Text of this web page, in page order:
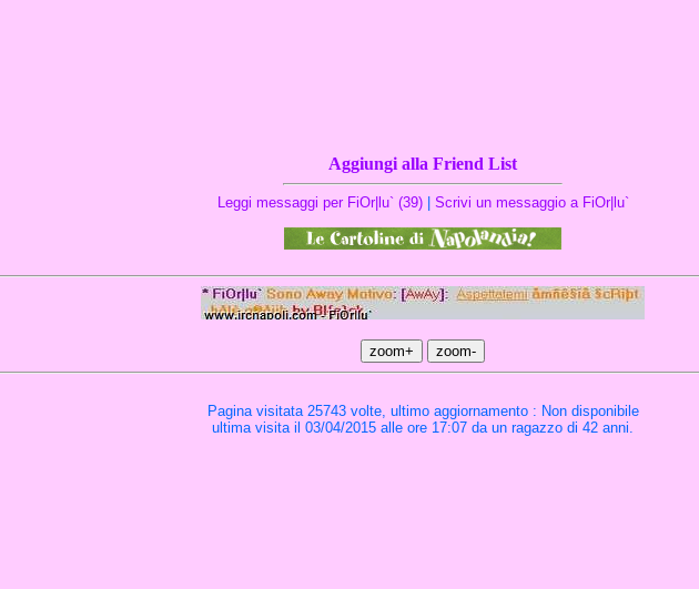
Aggiungi alla Friend List
Leggi messaggi per FiOr|lu` (39)| Scrivi un messaggio a FiOr|lu`
Pagina visitata 25743 volte, ultimo aggiornamento : Non disponibile
ultima visita il 03/04/2015 alle ore 17:07 da un ragazzo di 42 anni.